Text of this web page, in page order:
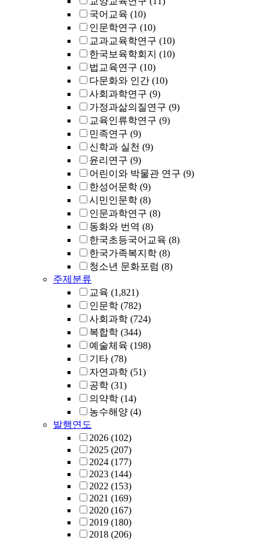
국어교육 (10)
인문학연구 (10)
교과교육학연구 (10)
한국보육학회지 (10)
법교육연구 (10)
다문화와 인간 (10)
사회과학연구 (9)
가정과삶의질연구 (9)
교육인류학연구 (9)
민족연구 (9)
신학과 실천 (9)
윤리연구 (9)
어린이와 박물관 연구 (9)
한성어문학 (9)
시민인문학 (8)
인문과학연구 (8)
동화와 번역 (8)
한국초등국어교육 (8)
한국가족복지학 (8)
청소년 문화포럼 (8)
주제분류
교육 (1,821)
인문학 (782)
사회과학 (724)
복합학 (344)
예술체육 (198)
기타 (78)
자연과학 (51)
공학 (31)
의약학 (14)
농수해양 (4)
발행연도
2026 (102)
2025 (207)
2024 (177)
2023 (144)
2022 (153)
2021 (169)
2020 (167)
2019 (180)
2018 (206)